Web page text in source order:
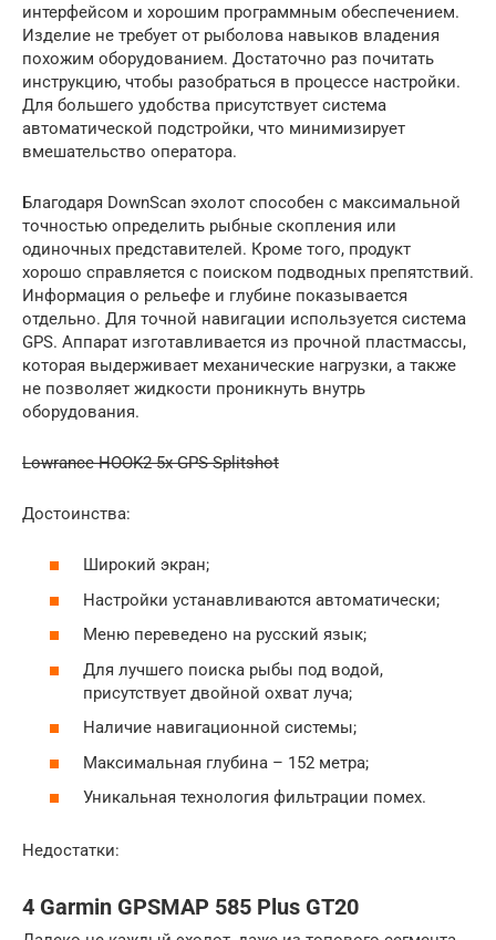
интерфейсом и хорошим программным обеспечением.
Изделие не требует от рыболова навыков владения
похожим оборудованием. Достаточно раз почитать
инструкцию, чтобы разобраться в процессе настройки.
Для большего удобства присутствует система
автоматической подстройки, что минимизирует
вмешательство оператора.
Благодаря DownScan эхолот способен с максимальной
точностью определить рыбные скопления или
одиночных представителей. Кроме того, продукт
хорошо справляется с поиском подводных препятствий.
Информация о рельефе и глубине показывается
отдельно. Для точной навигации используется система
GPS. Аппарат изготавливается из прочной пластмассы,
которая выдерживает механические нагрузки, а также
не позволяет жидкости проникнуть внутрь
оборудования.
Lowrance HOOK2 5x GPS Splitshot
Достоинства:
Широкий экран;
Настройки устанавливаются автоматически;
Меню переведено на русский язык;
Для лучшего поиска рыбы под водой,
присутствует двойной охват луча;
Наличие навигационной системы;
Максимальная глубина – 152 метра;
Уникальная технология фильтрации помех.
Недостатки:
4 Garmin GPSMAP 585 Plus GT20